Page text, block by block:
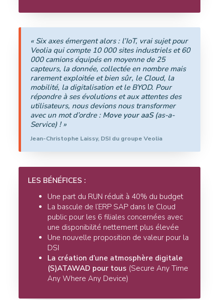
« Six axes émergent alors : l’IoT, vrai sujet pour
Veolia qui compte 10 000 sites industriels et 60
000 camions équipés en moyenne de 25
capteurs, la donnée, collectée en nombre mais
rarement exploitée et bien sûr, le Cloud, la
mobilité, la digitalisation et le BYOD. Pour
répondre à ses évolutions et aux attentes des
utilisateurs, nous devions nous transformer
avec un mot d’ordre : Move your aaS(as-a-
Service) ! »
Jean-Christophe Laissy, DSI du groupe Veolia
LES BÉNÉFICES :
Une part du RUN réduit à 40% du budget
La bascule de l’ERP SAP dans le Cloud
public pour les 6 filiales concernées avec
une disponibilité nettement plus élevée
Une nouvelle proposition de valeur pour la
DSI
La création d’une atmosphère digitale
(S)ATAWAD pour tous (Secure Any Time
Any Where Any Device)